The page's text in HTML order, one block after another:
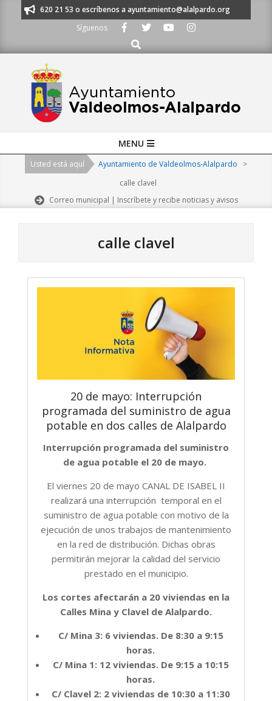
al 91 620 21 53 o escríbenos a ayuntamiento@alalpardo.org
Síguenos
Buscar
Navigation
MENU
Usted está aquí Ayuntamiento de Valdeolmos-Alalpardo
>
calle clavel
Correo municipal | Inscríbete y recibe noticias y avisos
calle clavel
20 de mayo: Interrupción
programada del suministro de agua
potable en dos calles de Alalpardo
Interrupción programada del suministro
de agua potable el 20 de mayo.
El viernes 20 de mayo CANAL DE ISABEL II
realizará una interrupción temporal en el
suministro de agua potable con motivo de la
ejecución de unos trabajos de mantenimiento
en la red de distribución. Dichas obras
permitirán mejorar la calidad del servicio
prestado en el municipio.
Los cortes afectarán a 20 viviendas en la
Calles Mina y Clavel de Alalpardo.
C/ Mina 3: 6 viviendas. De 8:30 a 9:15
horas.
C/ Mina 1: 12 viviendas. De 9:15 a 10:15
horas.
C/ Clavel 2: 2 viviendas de 10:30 a 11:30